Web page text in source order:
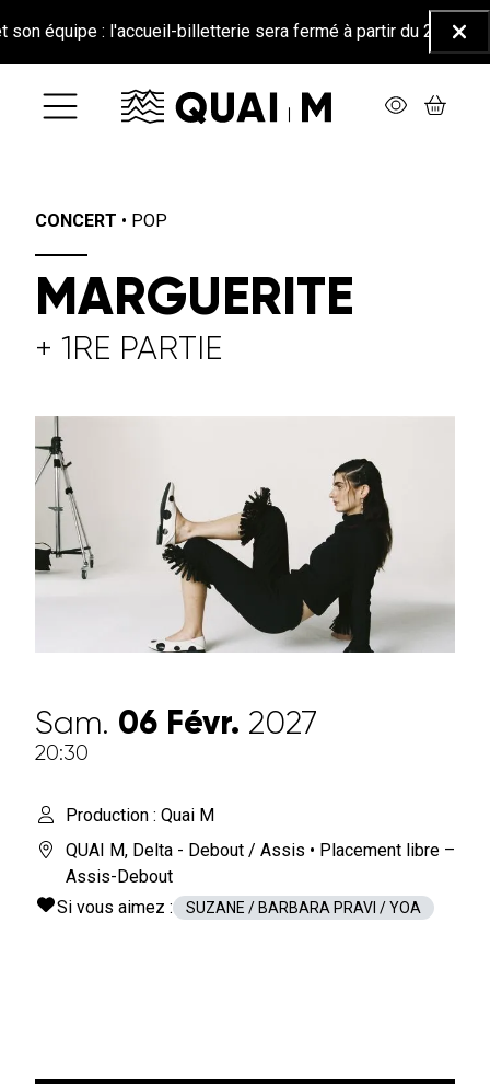
: l'accueil-billetterie sera fermé à partir du 26 juin
CONCERT • POP
MARGUERITE
+ 1RE PARTIE
Sam. 06 Févr. 2027
20:30
Production : Quai M
QUAI M, Delta - Debout / Assis • Placement libre –
Assis-Debout
Si vous aimez :
SUZANE / BARBARA PRAVI / YOA